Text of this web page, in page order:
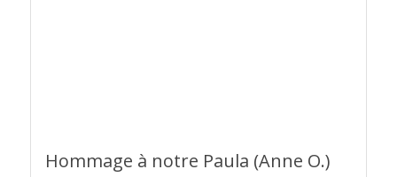
Hommage à notre Paula (Anne O.)